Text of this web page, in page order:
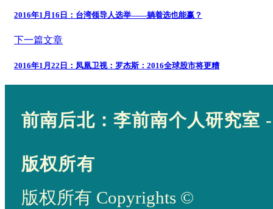
2016年1月16日：台湾领导人选举——躺着选也能赢？
下一篇文章
2016年1月22日：凤凰卫视：罗杰斯：2016全球股市将更糟
前南后北：李前南个人研究室 -
版权所有
版权所有 Copyrights ©